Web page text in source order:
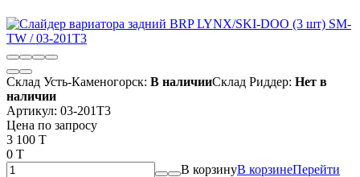
Склад Усть-Каменогорск: В наличииСклад Риддер: Нет в
наличии
Артикул: 03-201T3
Цена по запросу
3 100 T
0 T
В корзинуВ корзинеПерейти